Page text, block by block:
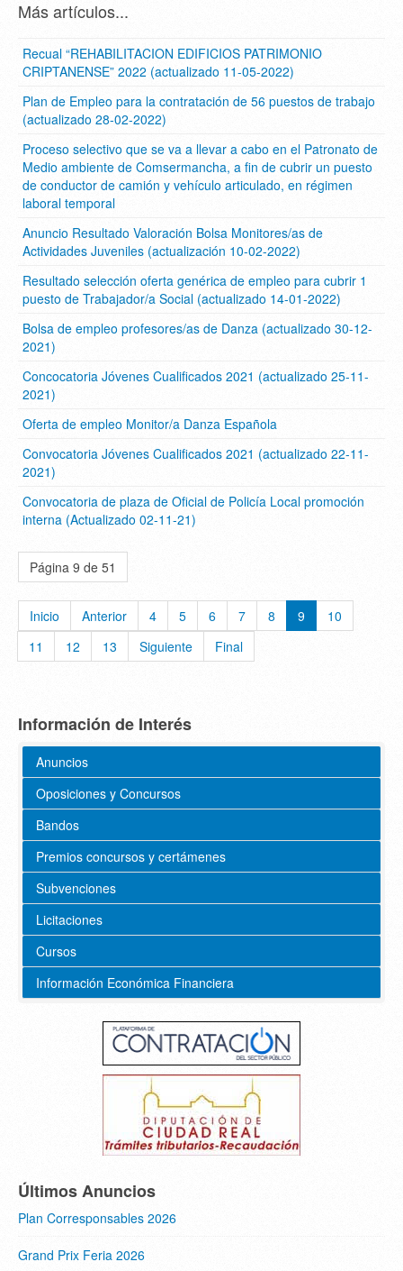
Más artículos...
Recual “REHABILITACION EDIFICIOS PATRIMONIO
CRIPTANENSE” 2022 (actualizado 11-05-2022)
Plan de Empleo para la contratación de 56 puestos de trabajo
(actualizado 28-02-2022)
Proceso selectivo que se va a llevar a cabo en el Patronato de
Medio ambiente de Comsermancha, a fin de cubrir un puesto
de conductor de camión y vehículo articulado, en régimen
laboral temporal
Anuncio Resultado Valoración Bolsa Monitores/as de
Actividades Juveniles (actualización 10-02-2022)
Resultado selección oferta genérica de empleo para cubrir 1
puesto de Trabajador/a Social (actualizado 14-01-2022)
Bolsa de empleo profesores/as de Danza (actualizado 30-12-
2021)
Concocatoria Jóvenes Cualificados 2021 (actualizado 25-11-
2021)
Oferta de empleo Monitor/a Danza Española
Convocatoria Jóvenes Cualificados 2021 (actualizado 22-11-
2021)
Convocatoria de plaza de Oficial de Policía Local promoción
interna (Actualizado 02-11-21)
Página 9 de 51
Inicio Anterior 4 5 6 7 8 9
10
11
12 13 Siguiente Final
Información de Interés
Anuncios
Oposiciones y Concursos
Bandos
Premios concursos y certámenes
Subvenciones
Licitaciones
Cursos
Información Económica Financiera
Últimos Anuncios
Plan Corresponsables 2026
Grand Prix Feria 2026